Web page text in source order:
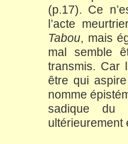
(p.17). Ce
l’acte
Tabou, mais
mal semble
transmis. Car
être qui
nomme
sadique du